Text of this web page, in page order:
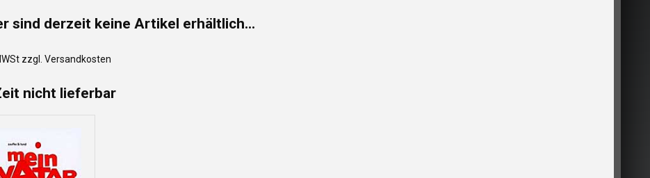
sind derzeit keine Artikel erhältlich...
zzgl. Versandkosten
nicht lieferbar